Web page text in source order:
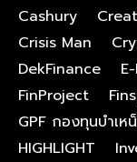
Cashury
Crisis Man
DekFinance
FinProject
GPF กองทุนบําเห
HIGHLIGHT